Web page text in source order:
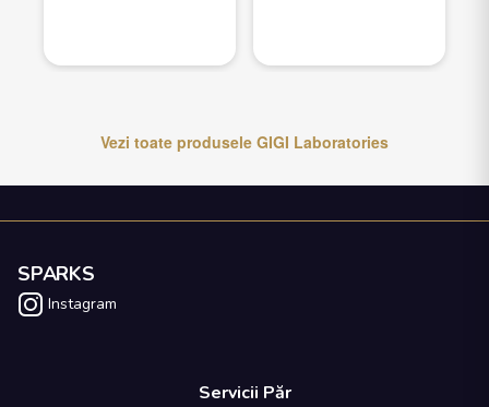
Vezi toate produsele GIGI Laboratories
SPARKS
Instagram
Servicii Păr